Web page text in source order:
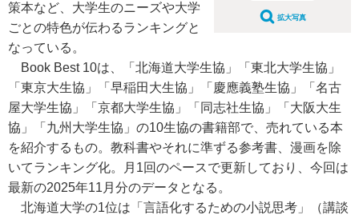
拡大写真
策本など、大学生のニーズや大学
ごとの特色が伝わるランキングと
なっている。
Book Best 10は、「北海道大学生協」「東北大学生協」
「東京大生協」「早稲田大生協」「慶應義塾生協」「名古
屋大学生協」「京都大学生協」「同志社生協」「大阪大生
協」「九州大学生協」の10生協の書籍部で、売れている本
を紹介するもの。教科書やそれに準ずる参考書、漫画を除
いてランキング化。月1回のペースで更新しており、今回は
最新の2025年11月分のデータとなる。
北海道大学の1位は「言語化するための小説思考」（講談